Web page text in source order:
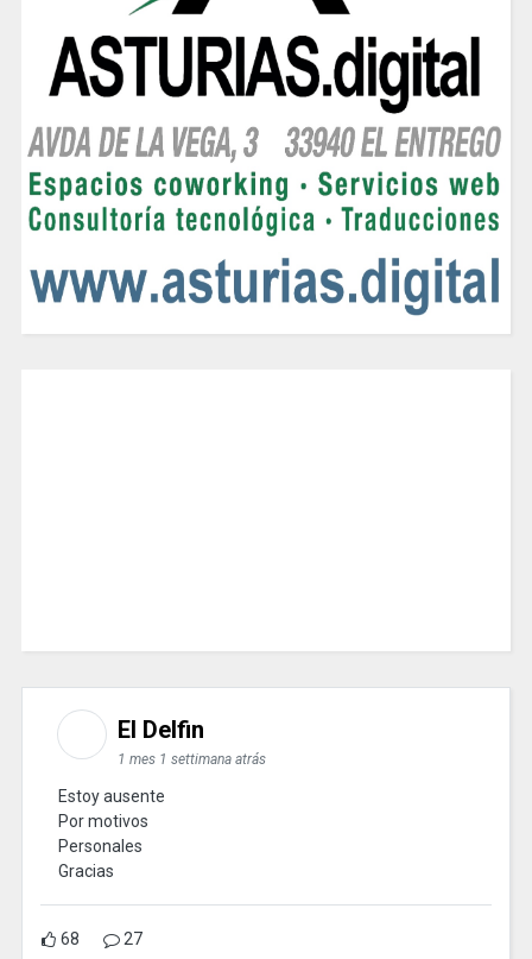
El Delfin
1 mes 1 settimana atrás
Estoy ausente
Por motivos
Personales
Gracias
68 27